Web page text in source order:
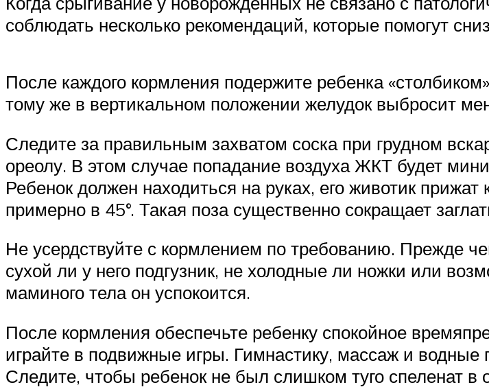
соблюдать несколько рекомендаций, которые помогут
После каждого кормления подержите ребенка
тому же в вертикальном положении желудок выбросит
Следите за правильным захватом соска при грудном
ореолу. В этом случае попадание воздуха ЖКТ будет
Ребенок должен находиться на руках, его животик
примерно в 45°. Такая поза существенно сокращает
Не усердствуйте с кормлением по требованию. Прежде
сухой ли у него подгузник, не холодные ли ножки или
маминого тела он успокоится.
После кормления обеспечьте ребенку спокойное
играйте в подвижные игры. Гимнастику, массаж и
Следите, чтобы ребенок не был слишком туго спеленат